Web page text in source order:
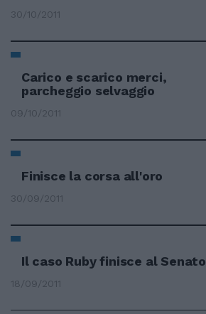
30/10/2011
Carico e scarico merci,
parcheggio selvaggio
09/10/2011
Finisce la corsa all'oro
30/09/2011
Il caso Ruby finisce al Senato
18/09/2011